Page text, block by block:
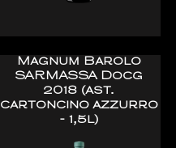
Magnum Barolo
SARMASSA Docg
2018 (ast.
cartoncino azzurro
- 1,5l)